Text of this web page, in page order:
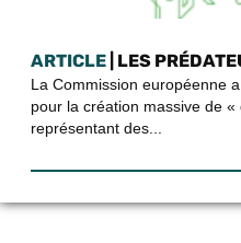
ARTICLE | LES
La Commission européenne
pour la création massive de
représentant des...